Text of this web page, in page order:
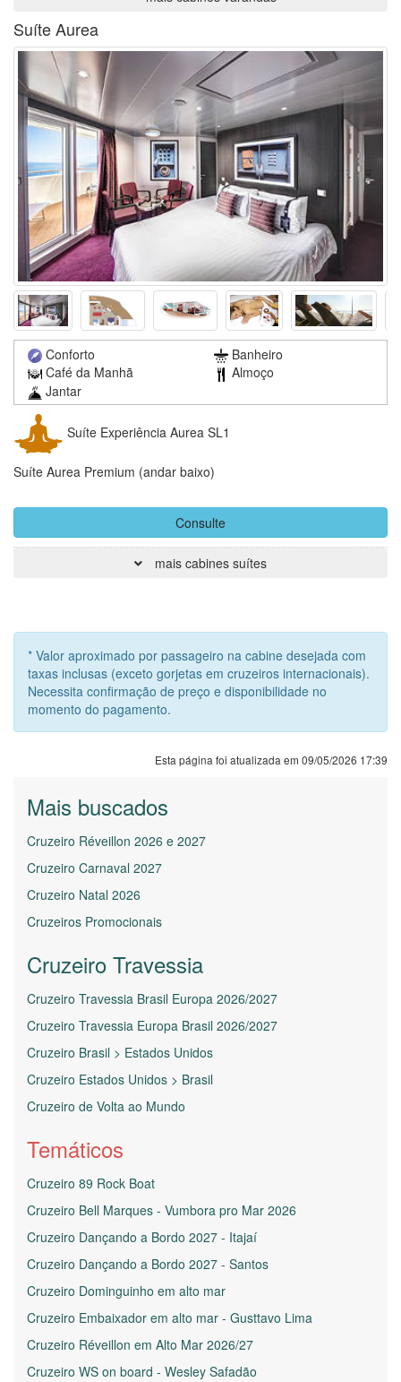
Suíte Aurea
Conforto
Banheiro
Café da Manhã
Almoço
Jantar
Suíte Experiência Aurea SL1
Suíte Aurea Premium (andar baixo)
Consulte
mais cabines suítes
* Valor aproximado por passageiro na cabine desejada com
taxas inclusas (exceto gorjetas em cruzeiros internacionais).
Necessita confirmação de preço e disponibilidade no
momento do pagamento.
Esta página foi atualizada em 09/05/2026 17:39
Mais buscados
Cruzeiro Réveillon 2026 e 2027
Cruzeiro Carnaval 2027
Cruzeiro Natal 2026
Cruzeiros Promocionais
Cruzeiro Travessia
Cruzeiro Travessia Brasil Europa 2026/2027
Cruzeiro Travessia Europa Brasil 2026/2027
Cruzeiro Brasil > Estados Unidos
Cruzeiro Estados Unidos > Brasil
Cruzeiro de Volta ao Mundo
Temáticos
Cruzeiro 89 Rock Boat
Cruzeiro Bell Marques - Vumbora pro Mar 2026
Cruzeiro Dançando a Bordo 2027 - Itajaí
Cruzeiro Dançando a Bordo 2027 - Santos
Cruzeiro Dominguinho em alto mar
Cruzeiro Embaixador em alto mar - Gusttavo Lima
Cruzeiro Réveillon em Alto Mar 2026/27
Cruzeiro WS on board - Wesley Safadão